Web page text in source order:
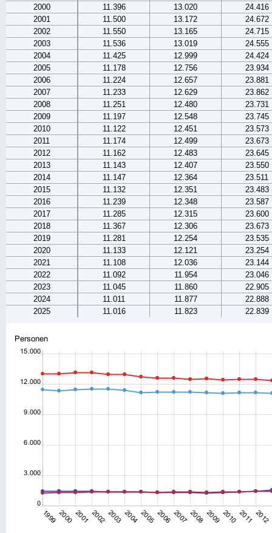
2000
11.396 13.020
24.416
2001
11.500 13.172
24.672
2002
11.550 13.165
24.715
2003
11.536 13.019
24.555
2004
11.425 12.999
24.424
2005
11.178 12.756
23.934
2006
11.224 12.657
23.881
2007
11.233 12.629
23.862
2008
11.251 12.480
23.731
2009
11.197 12.548
23.745
2010
11.122 12.451
23.573
2011
11.174 12.499
23.673
2012
11.162 12.483
23.645
2013
11.143 12.407
23.550
2014
11.147 12.364
23.511
2015
11.132 12.351
23.483
2016
11.239 12.348
23.587
2017
11.285 12.315
23.600
2018
11.367 12.306
23.673
2019
11.281 12.254
23.535
2020
11.133 12.121
23.254
2021
11.108 12.036
23.144
2022
11.092 11.954
23.046
2023
11.045 11.860
22.905
2024
11.011 11.877
22.888
2025
11.016 11.823 22.839